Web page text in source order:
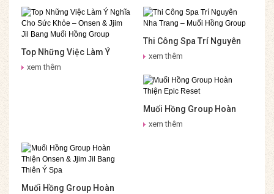
Top Những Việc Làm Ý
Nghĩa Cho Sức Khỏe –
xem thêm
Thi Công Spa Trí Nguyên
Nha Trang – Muối Hồng
xem thêm
Muối Hồng Group Hoàn
Thiện Epic Reset
xem thêm
Muối Hồng Group Hoàn